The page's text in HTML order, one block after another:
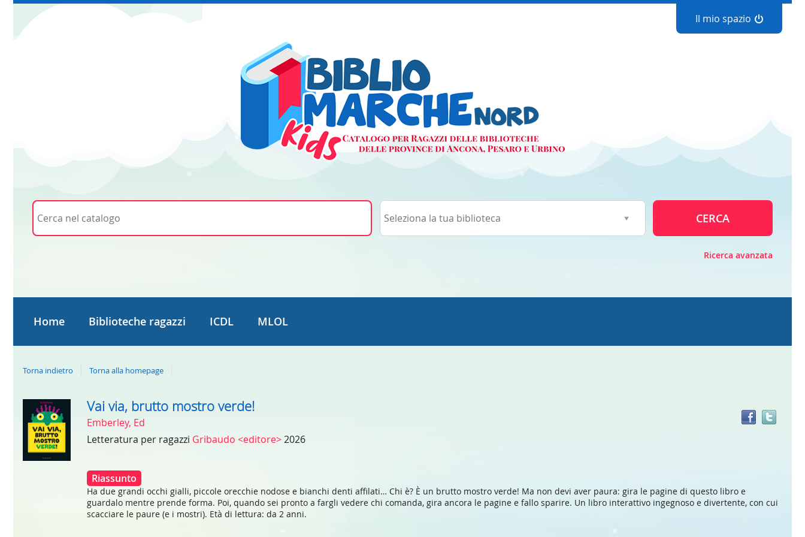
Il mio spazio
Cerca su "Cerca nel catalogo"
CERCA
Ricerca avanzata
Home Biblioteche ragazzi ICDL MLOL
Torna indietro Torna alla homepage
Dettaglio
del
documento
Vai via, brutto mostro verde!
Emberley, Ed
Letteratura per ragazzi Gribaudo <editore>2026
Riassunto
Ha due grandi occhi gialli, piccole orecchie nodose e bianchi denti affilati… Chi è? È un brutto mostro verde! Ma non devi aver paura: gira le pagine di questo libro e
guardalo mentre prende forma. Poi, quando sei pronto a fargli vedere chi comanda, gira ancora le pagine e fallo sparire. Un libro interattivo ingegnoso e divertente, con cui
scacciare le paure (e i mostri). Età di lettura: da 2 anni.